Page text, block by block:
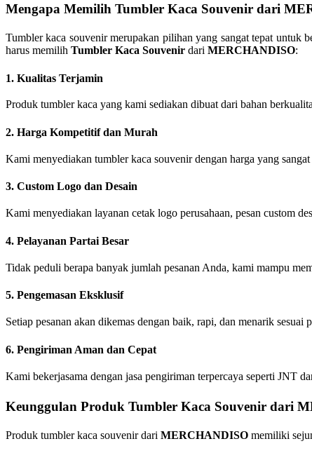
Mengapa Memilih Tumbler Kaca Souvenir dari
Tumbler kaca souvenir merupakan pilihan yang sangat tepat untuk
harus memilih Tumbler Kaca Souvenir dari MERCHANDISO:
1. Kualitas Terjamin
Produk tumbler kaca yang kami sediakan dibuat dari bahan
2. Harga Kompetitif dan Murah
Kami menyediakan tumbler kaca souvenir dengan harga yang
3. Custom Logo dan Desain
Kami menyediakan layanan cetak logo perusahaan, pesan custom
4. Pelayanan Partai Besar
Tidak peduli berapa banyak jumlah pesanan Anda, kami mampu
5. Pengemasan Eksklusif
Setiap pesanan akan dikemas dengan baik, rapi, dan menarik
6. Pengiriman Aman dan Cepat
Kami bekerjasama dengan jasa pengiriman terpercaya seperti JNT
Keunggulan Produk Tumbler Kaca Souvenir dari
Produk tumbler kaca souvenir dari MERCHANDISO memiliki